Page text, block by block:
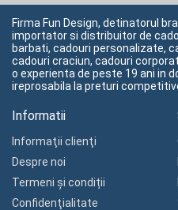
Firma Fun Design, detinatorul
importator si distribuitor de
barbati, cadouri personalizate,
cadouri craciun, cadouri
o experienta de peste 19 ani in
ireprosabila la preturi
Informatii
Informaţii clienţi
Despre noi
Termeni și condiții
Confidenţialitate